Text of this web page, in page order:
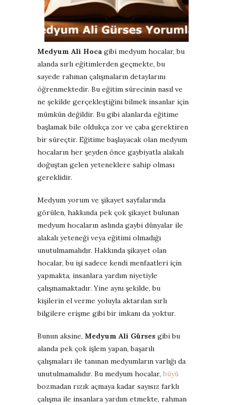
Medyum Ali Hoca gibi medyum hocalar, bu
alanda sırlı eğitimlerden geçmekte, bu
sayede rahman çalışmaların detaylarını
öğrenmektedir. Bu eğitim sürecinin nasıl ve
ne şekilde gerçekleştiğini bilmek insanlar için
mümkün değildir. Bu gibi alanlarda eğitime
başlamak bile oldukça zor ve çaba gerektiren
bir süreçtir. Eğitime başlayacak olan medyum
hocaların her şeyden önce gaybiyatla alakalı
doğuştan gelen yeteneklere sahip olması
gereklidir.
Medyum yorum ve şikayet sayfalarında
görülen, hakkında pek çok şikayet bulunan
medyum hocaların aslında gaybi dünyalar ile
alakalı yeteneği veya eğitimi olmadığı
unutulmamalıdır. Hakkında şikayet olan
hocalar, bu işi sadece kendi menfaatleri için
yapmakta, insanlara yardım niyetiyle
çalışmamaktadır. Yine aynı şekilde, bu
kişilerin el verme yoluyla aktarılan sırlı
bilgilere erişme gibi bir imkanı da yoktur.
Bunun aksine, Medyum Ali Gürses gibi bu
alanda pek çok işlem yapan, başarılı
çalışmaları ile tanınan medyumların varlığı da
unutulmamalıdır. Bu medyum hocalar, büyü
bozmadan rızık açmaya kadar sayısız farklı
çalışma ile insanlara yardım etmekte, rahman